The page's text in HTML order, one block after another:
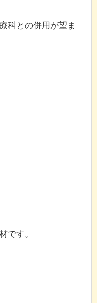
科との併用が望ま
です。